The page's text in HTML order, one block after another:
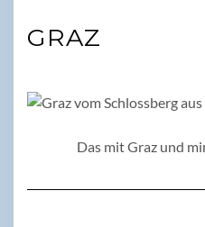
GRAZ
Das mit Graz und